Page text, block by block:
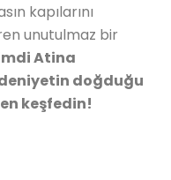
kapılarını
unutulmaz bir
Atina
doğduğu
keşfedin!